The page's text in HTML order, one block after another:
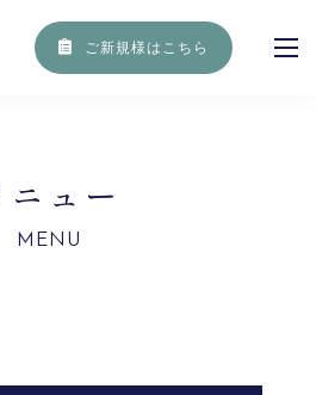
ご新規様はこちら
ニ ュ ー
MENU